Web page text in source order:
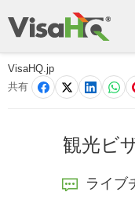
VisaHQ.jp
共有
観光ビ
ライブ